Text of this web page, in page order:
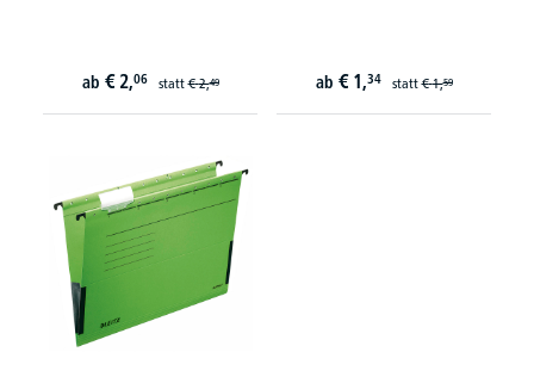
ab € 2,06 statt€ 2,49 ab € 1,34 statt€ 1,59